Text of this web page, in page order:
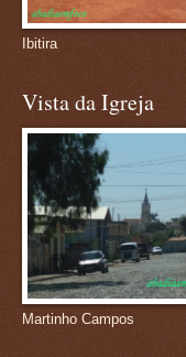
Ibitira
Vista da Igreja
Martinho Campos